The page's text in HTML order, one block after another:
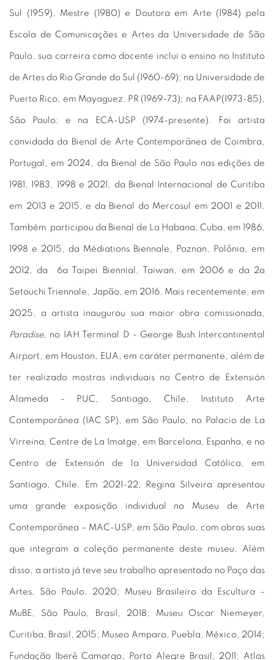
Sul (1959), Mestre (1980) e Doutora em Arte (1984) pela
Escola de Comunicações e Artes da Universidade de São
Paulo, sua carreira como docente inclui o ensino no Instituto
de Artes do Rio Grande do Sul (1960-69); na Universidade de
Puerto Rico, em Mayaguez, PR (1969-73); na FAAP(1973-85),
São Paulo; e na ECA-USP (1974-presente). Foi artista
convidada da Bienal de Arte Contemporânea de Coimbra,
Portugal, em 2024, da Bienal de São Paulo nas edições de
1981, 1983, 1998 e 2021, da Bienal Internacional de Curitiba
em 2013 e 2015, e da Bienal do Mercosul em 2001 e 2011.
Também participou da Bienal de La Habana, Cuba, em 1986,
1998 e 2015, da Médiations Biennale, Poznan, Polônia, em
2012, da 6a Taipei Biennial, Taiwan, em 2006 e da 2a
Setouchi Triennale, Japão, em 2016. Mais recentemente, em
2025, a artista inaugurou sua maior obra comissionada,
Paradise, no IAH Terminal D - George Bush Intercontinental
Airport, em Houston, EUA, em caráter permanente, além de
ter realizado mostras individuais no Centro de Extensión
Alameda - PUC, Santiago, Chile, Instituto Arte
Contemporânea (IAC SP), em São Paulo, no Palacio de La
Virreina, Centre de La Imatge, em Barcelona, Espanha, e no
Centro de Extensión de la Universidad Católica, em
Santiago, Chile. Em 2021-22, Regina Silveira apresentou
uma grande exposição individual no Museu de Arte
Contemporânea – MAC-USP, em São Paulo, com obras suas
que integram a coleção permanente deste museu. Além
disso, a artista já teve seu trabalho apresentado no Paço das
Artes, São Paulo, 2020; Museu Brasileiro da Escultura –
MuBE, São Paulo, Brasil, 2018; Museu Oscar Niemeyer,
Curitiba, Brasil, 2015; Museo Amparo, Puebla, México, 2014;
Fundação Iberê Camargo, Porto Alegre Brasil, 2011; Atlas